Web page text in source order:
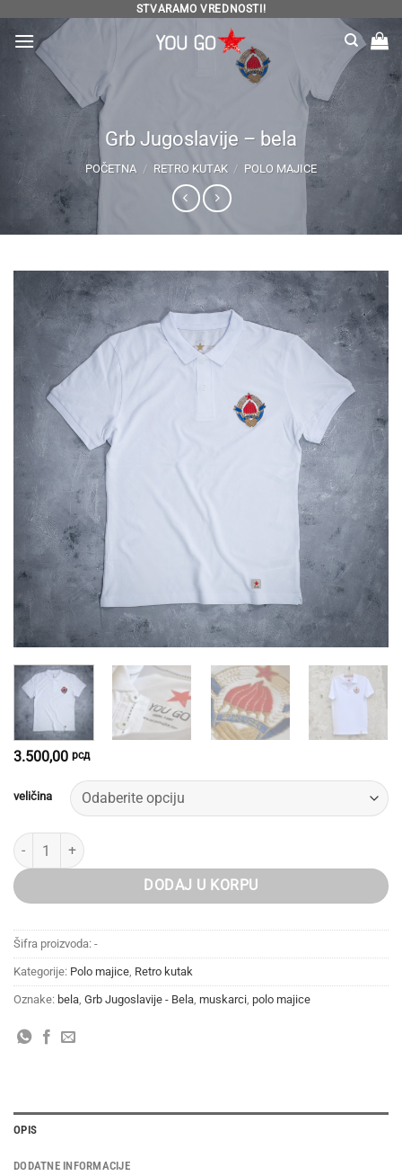
sadržaj
STVARAMO VREDNOSTI!
Grb Jugoslavije – bela
POČETNA / RETRO KUTAK / POLO MAJICE
3.500,00 рсд
veličina
Grb Jugoslavije - bela količina
DODAJ U KORPU
Šifra proizvoda: -
Kategorije: Polo majice, Retro kutak
Oznake: bela, Grb Jugoslavije - Bela, muskarci, polo majice
OPIS
DODATNE INFORMACIJE